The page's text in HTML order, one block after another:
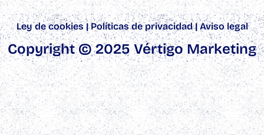
Ley de cookies |Políticas de privacidad|Aviso legal
Copyright © 2025 Vértigo Marketing